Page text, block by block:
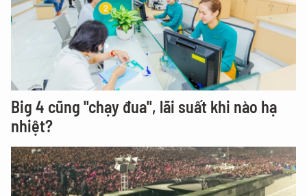
Big 4 cũng "chạy đua", lãi suất khi nào hạ
nhiệt?